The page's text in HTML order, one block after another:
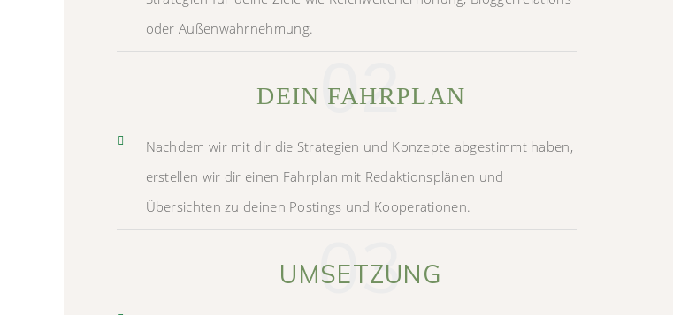
oder Außenwahrnehmung.
DEIN FAHRPLAN
02
Nachdem wir mit dir die Strategien und Konzepte abgestimmt haben,
erstellen wir dir einen Fahrplan mit Redaktionsplänen und
Übersichten zu deinen Postings und Kooperationen.
UMSETZUNG
03